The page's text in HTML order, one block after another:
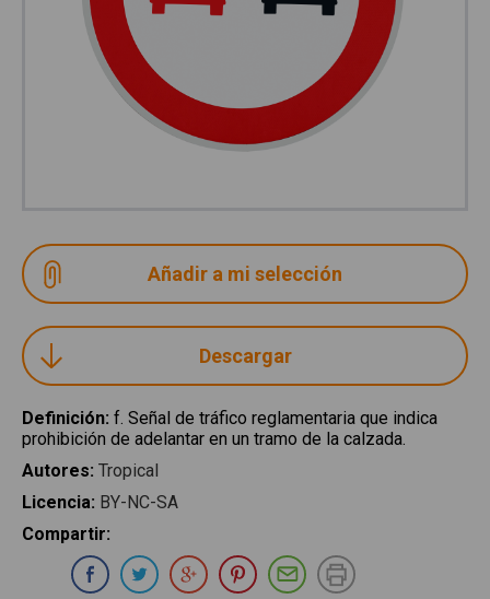
Descargar
Definición: f. Señal de tráfico reglamentaria que indica
prohibición de adelantar en un tramo de la calzada.
Autores: Tropical
Licencia: BY-NC-SA
Compartir:
Compartir en Whatsapp
Compartir en Facebook
Compartir en Twitter
Compartir en Google Plus
Compartir en Pinterest
Compartir por E-